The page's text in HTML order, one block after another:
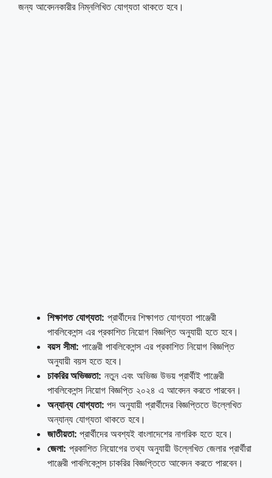
জন্য আবেদনকারীর নিম্নলিখিত যোগ্যতা থাকতে হবে।
শিক্ষাগত যোগ্যতা: প্রার্থীদের শিক্ষাগত যোগ্যতা পাঞ্জেরী
পাবলিকেশন্স এর প্রকাশিত নিয়োগ বিজ্ঞপ্তি অনুযায়ী হতে হবে।
বয়স সীমা: পাঞ্জেরী পাবলিকেশন্স এর প্রকাশিত নিয়োগ বিজ্ঞপ্তি
অনুযায়ী বয়স হতে হবে।
চাকরির অভিজ্ঞতা: নতুন এবং অভিজ্ঞ উভয় প্রার্থীই পাঞ্জেরী
পাবলিকেশন্স নিয়োগ বিজ্ঞপ্তি ২০২৪ এ আবেদন করতে পারবেন।
অন্যান্য যোগ্যতা: পদ অনুযায়ী প্রার্থীদের বিজ্ঞপ্তিতে উল্লেখিত
অন্যান্য যোগ্যতা থাকতে হবে।
জাতীয়তা: প্রার্থীদের অবশ্যই বাংলাদেশের নাগরিক হতে হবে।
জেলা: প্রকাশিত নিয়োগের তথ্য অনুযায়ী উল্লেখিত জেলার প্রার্থীরা
পাঞ্জেরী পাবলিকেশন্স চাকরির বিজ্ঞপ্তিতে আবেদন করতে পারবেন।